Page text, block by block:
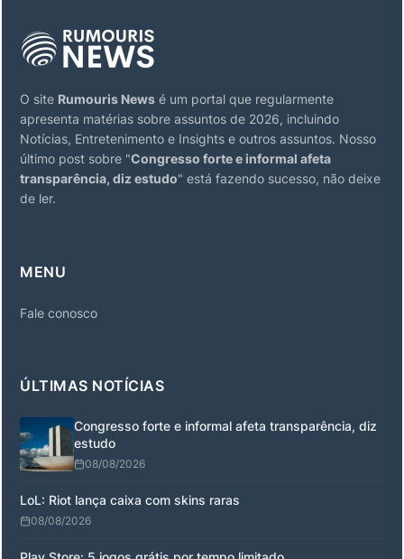
O site Rumouris News é um portal que regularmente
apresenta matérias sobre assuntos de 2026, incluindo
Notícias, Entretenimento e Insights e outros assuntos. Nosso
último post sobre "Congresso forte e informal afeta
transparência, diz estudo" está fazendo sucesso, não deixe
de ler.
MENU
Fale conosco
ÚLTIMAS NOTÍCIAS
Congresso forte e informal afeta transparência, diz
estudo
08/08/2026
LoL: Riot lança caixa com skins raras
08/08/2026